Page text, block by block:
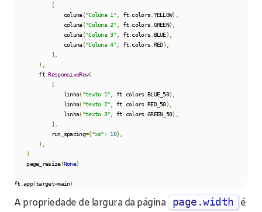
[
                coluna
("Coluna 1", ft colors YELLOW),
                coluna
("Coluna 2", ft colors GREEN),
                coluna
("Coluna 3", ft colors BLUE),
                coluna
("Coluna 4", ft colors RED),
],
),
        ft
.ResponsiveRow(
[
                linha
("texto 1" ft colors BLUE_50),
                linha
("texto 2" ft colors RED_50),
                linha
("texto 3" ft colors GREEN_50),
],
            run_spacing
={"xs" : 10},
),
)
    page_resize
(None)
ft app(target=main)
A propriedade de largura da página page.width
é